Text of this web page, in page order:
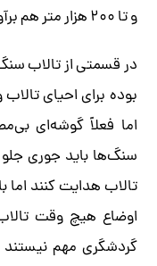
و تا ۲۰۰ هزار متر هم برآورد می‌شود.»
در قسمتی از تالاب
بوده برای احیای
اما فعلاً گوشه‌ای
سنگ‌ها باید جوری
تالاب هدایت کنند اما
اوضاع هیچ وقت
گردشگری مهم نیستند